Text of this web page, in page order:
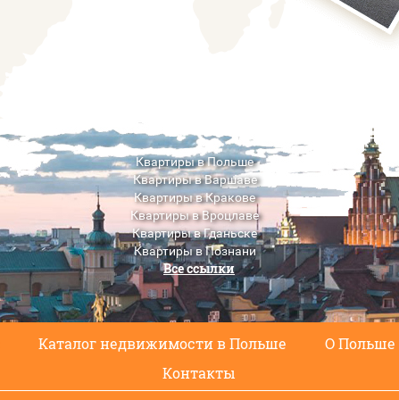
Квартиры в Польше
Квартиры в Варшаве
Квартиры в Кракове
Квартиры в Вроцлаве
Квартиры в Гданьске
Квартиры в Познани
Квартиры в Люблине
Все ссылки
Каталог недвижимости в Польше
О Польше
Контакты